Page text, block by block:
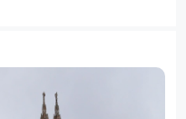
DARMO